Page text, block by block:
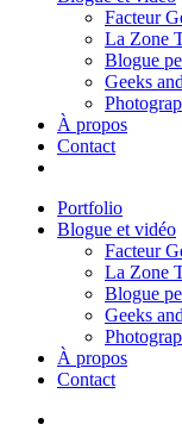
Facteur
La Zone
Blogue
Geeks
À propos
Contact
Portfolio
Blogue et vidéo
Facteur
La Zone
Blogue
Geeks
À propos
Contact